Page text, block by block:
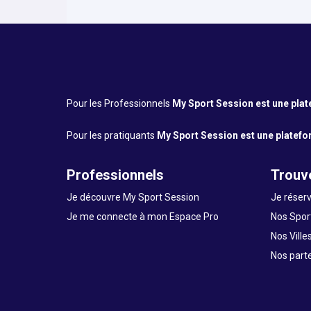
Pour les Professionnels My Sport Session est une
Pour les pratiquants My Sport Session est une
Professionnels
Je découvre My Sport Session
Je me connecte à mon Espace Pro
Je
Nos
Nos Villes
Nos